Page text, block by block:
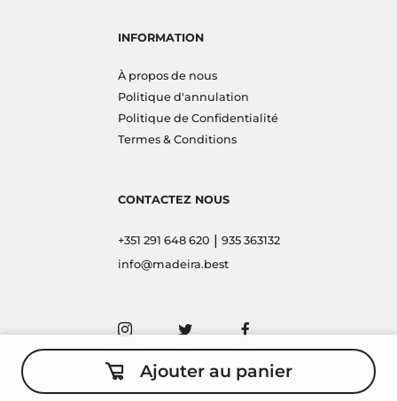
Ajouter au panier
INFORMATION
À propos de nous
Politique d'annulation
Politique de Confidentialité
Termes & Conditions
CONTACTEZ NOUS
+351 291 648 620 | 935 363132
info@madeira.best